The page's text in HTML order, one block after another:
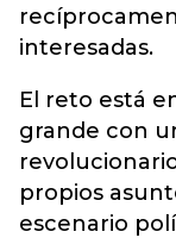
interesadas.
El reto está
grande con
propios
escenario